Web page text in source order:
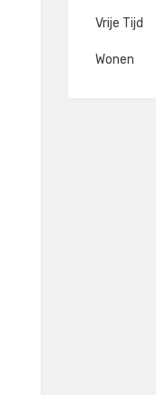
Vrije Tijd
Wonen